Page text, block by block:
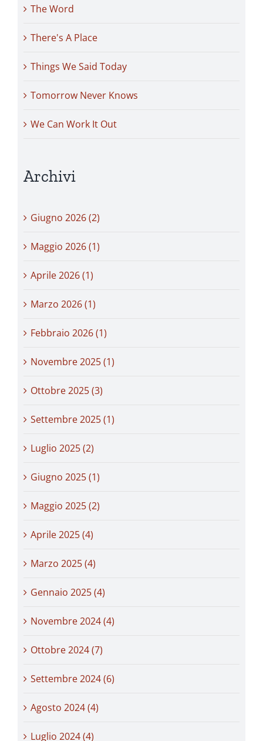
The Word
There's A Place
Things We Said Today
Tomorrow Never Knows
We Can Work It Out
Archivi
Giugno 2026 (2)
Maggio 2026 (1)
Aprile 2026 (1)
Marzo 2026 (1)
Febbraio 2026 (1)
Novembre 2025 (1)
Ottobre 2025 (3)
Settembre 2025 (1)
Luglio 2025 (2)
Giugno 2025 (1)
Maggio 2025 (2)
Aprile 2025 (4)
Marzo 2025 (4)
Gennaio 2025 (4)
Novembre 2024 (4)
Ottobre 2024 (7)
Settembre 2024 (6)
Agosto 2024 (4)
Luglio 2024 (4)